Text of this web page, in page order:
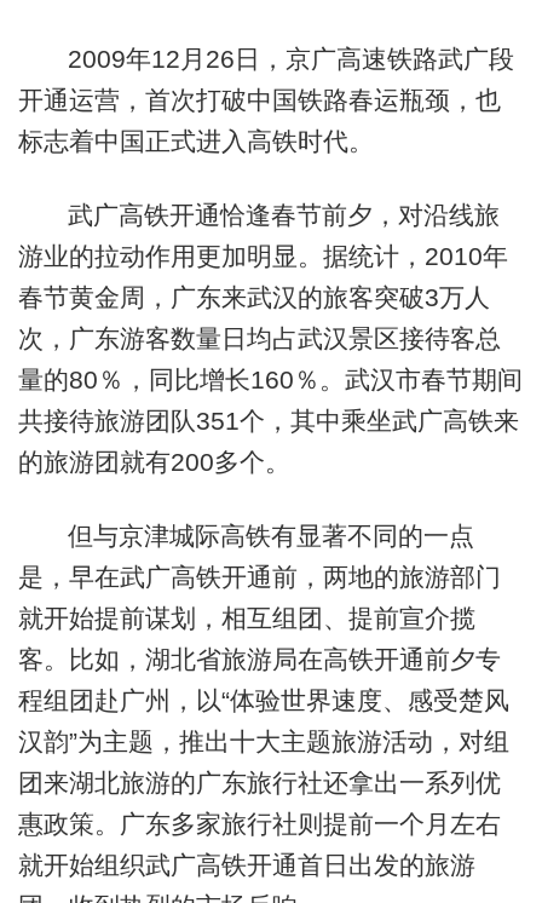
2009年12月26日，京广高速铁路武广段
开通运营，首次打破中国铁路春运瓶颈，也
标志着中国正式进入高铁时代。
武广高铁开通恰逢春节前夕，对沿线旅
游业的拉动作用更加明显。据统计，2010年
春节黄金周，广东来武汉的旅客突破3万人
次，广东游客数量日均占武汉景区接待客总
量的80％，同比增长160％。武汉市春节期间
共接待旅游团队351个，其中乘坐武广高铁来
的旅游团就有200多个。
但与京津城际高铁有显著不同的一点
是，早在武广高铁开通前，两地的旅游部门
就开始提前谋划，相互组团、提前宣介揽
客。比如，湖北省旅游局在高铁开通前夕专
程组团赴广州，以“体验世界速度、感受楚风
汉韵”为主题，推出十大主题旅游活动，对组
团来湖北旅游的广东旅行社还拿出一系列优
惠政策。广东多家旅行社则提前一个月左右
就开始组织武广高铁开通首日出发的旅游